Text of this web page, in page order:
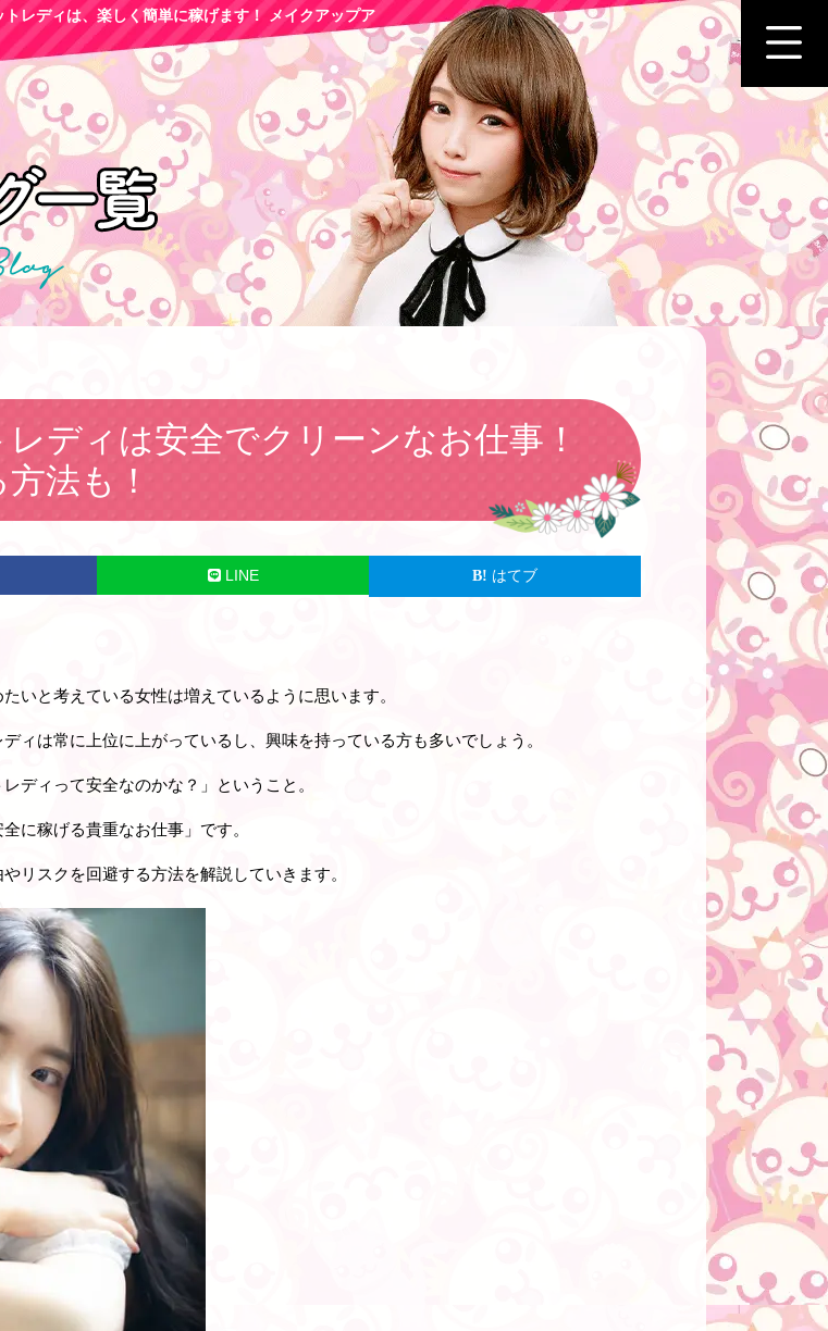
トレディは、楽しく簡単に稼げます！ メイクアップア
ディは安全でクリーンなお仕事！
法も！
LINE はてブ
いと考えている女性は増えているように思います。
ィは常に上位に上がっているし、興味を持っている方も多いでしょう。
ディって安全なのかな？」ということ。
に稼げる貴重なお仕事」です。
リスクを回避する方法を解説していきます。